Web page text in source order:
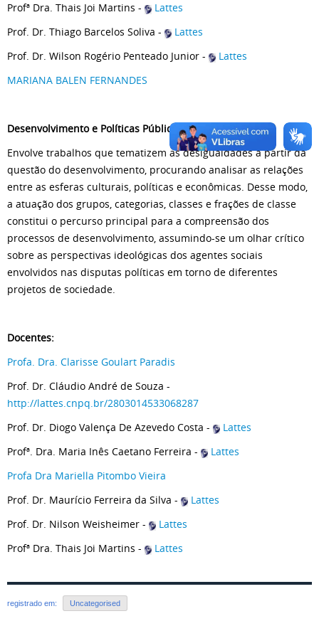
Profª Dra. Thais Joi Martins -
Lattes
Prof. Dr. Thiago Barcelos Soliva -
Lattes
Prof. Dr. Wilson Rogério Penteado Junior -
Lattes
MARIANA BALEN FERNANDES
Desenvolvimento e Políticas Públicas
Envolve trabalhos que tematizem as desigualdades a partir da
questão do desenvolvimento, procurando analisar as relações
entre as esferas culturais, políticas e econômicas. Desse modo,
a atuação dos grupos, categorias, classes e frações de classe
constitui o percurso principal para a compreensão dos
processos de desenvolvimento, assumindo-se um olhar crítico
sobre as perspectivas ideológicas dos agentes sociais
envolvidos nas disputas políticas em torno de diferentes
projetos de sociedade.
Docentes:
Profa. Dra. Clarisse Goulart Paradis
Prof. Dr. Cláudio André de Souza -
http://lattes.cnpq.br/2803014533068287
Prof. Dr. Diogo Valença De Azevedo Costa -
Lattes
Profª. Dra. Maria Inês Caetano Ferreira -
Lattes
Profa Dra Mariella Pitombo Vieira
Prof. Dr. Maurício Ferreira da Silva -
Lattes
Prof. Dr. Nilson Weisheimer -
Lattes
Profª Dra. Thais Joi Martins -
Lattes
registrado em: Uncategorised